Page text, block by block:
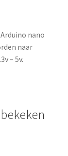
nano
naar
– 5v.